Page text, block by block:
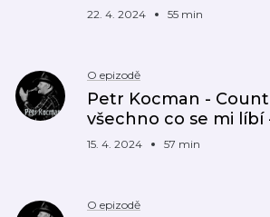
22. 4. 2024 55 min
O epizodě
Petr Kocman -
všechno co se mi líbí
15. 4. 2024 57 min
O epizodě